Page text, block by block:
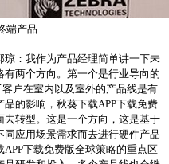
端产品
：我作为产品经理简单讲一下未
两个方向。第一个是行业导向的
客户在室内以及室外的产品线是有
的影响，秋葵下载APP下载免费
型。这是一个方向，这是基于
同应用场景需求而去进行硬件产品
载APP下载免费版全球策略的重点区